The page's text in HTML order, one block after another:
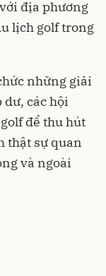
địa phương
lịch golf trong
những giải
các hội
để thu hút
thật sự quan
và ngoài